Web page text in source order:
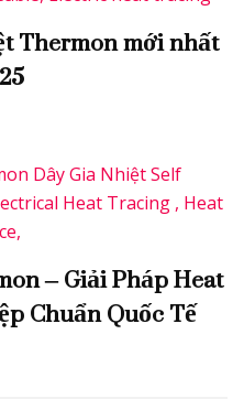
Thermon mới nhất
– Giải Pháp Heat
Chuẩn Quốc Tế